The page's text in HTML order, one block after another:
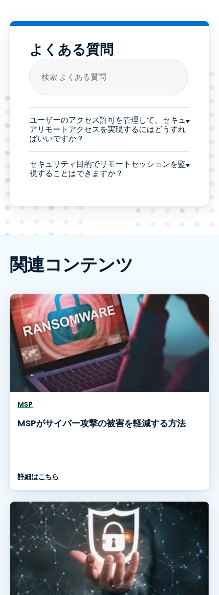
よくある質問
ユーザーのアクセス許可を管理して、セキュ
アリモートアクセスを実現するにはどうすれ
ばいいですか？
セキュリティ目的でリモートセッションを監
視することはできますか？
関連コンテンツ
MSP
MSPがサイバー攻撃の被害を軽減する方法
詳細はこちら